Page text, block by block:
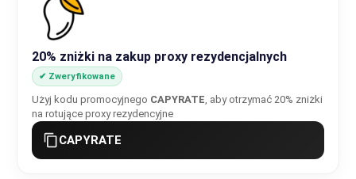
20% zniżki na zakup proxy rezydencjalnych
✔ Zweryfikowane
Użyj kodu promocyjnego CAPYRATE, aby otrzymać 20% zniżki
na rotujące proxy rezydencyjne
CAPYRATE